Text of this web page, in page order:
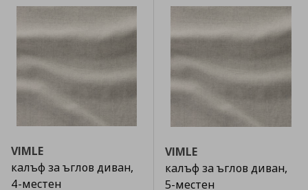
VIMLE
калъф за ъглов диван,
4-местен
VIMLE
калъф за ъглов диван,
5-местен